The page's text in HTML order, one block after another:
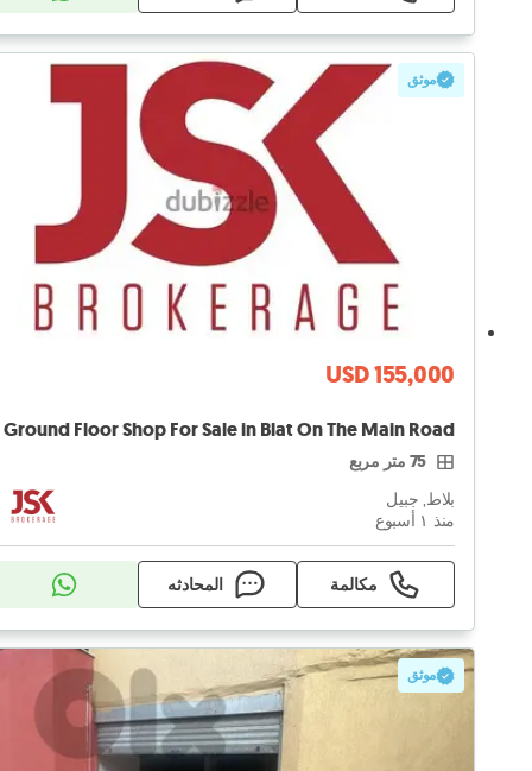
موثق
USD 155,000
75 متر مربع
بلاط, جبيل
منذ ١ أسبوع
مكالمة المحادثه
موثق